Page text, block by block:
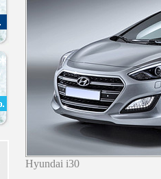
Hyundai i30